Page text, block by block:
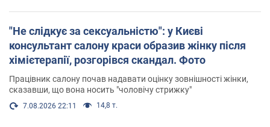
"Не слідкує за сексуальністю": у Києві
консультант салону краси образив жінку після
хімієтерапії, розгорівся скандал. Фото
Працівник салону почав надавати оцінку зовнішності жінки,
сказавши, що вона носить "чоловічу стрижку"
7.08.2026 22:11 14,8 т.